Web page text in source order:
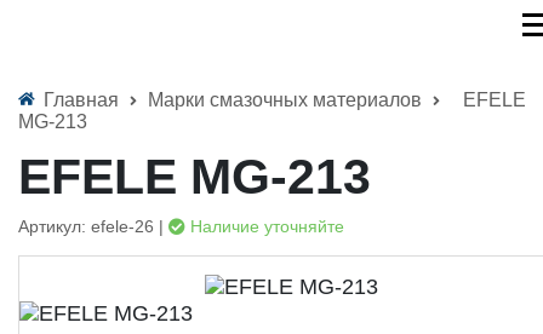
Главная Марки смазочных материалов
EFELE
MG-213
EFELE MG-213
Артикул: efele-26 | Наличие уточняйте